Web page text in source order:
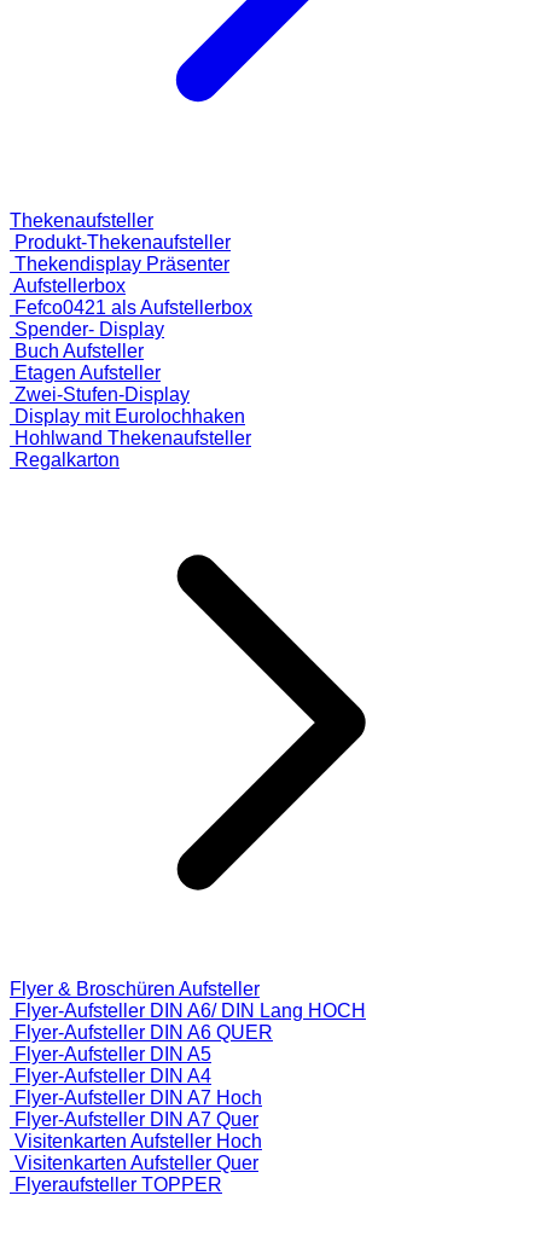
Thekenaufsteller
Produkt-Thekenaufsteller
Thekendisplay Präsenter
Aufstellerbox
Fefco0421 als Aufstellerbox
Spender- Display
Buch Aufsteller
Etagen Aufsteller
Zwei-Stufen-Display
Display mit Eurolochhaken
Hohlwand Thekenaufsteller
Regalkarton
Flyer & Broschüren Aufsteller
Flyer-Aufsteller DIN A6/ DIN Lang HOCH
Flyer-Aufsteller DIN A6 QUER
Flyer-Aufsteller DIN A5
Flyer-Aufsteller DIN A4
Flyer-Aufsteller DIN A7 Hoch
Flyer-Aufsteller DIN A7 Quer
Visitenkarten Aufsteller Hoch
Visitenkarten Aufsteller Quer
Flyeraufsteller TOPPER